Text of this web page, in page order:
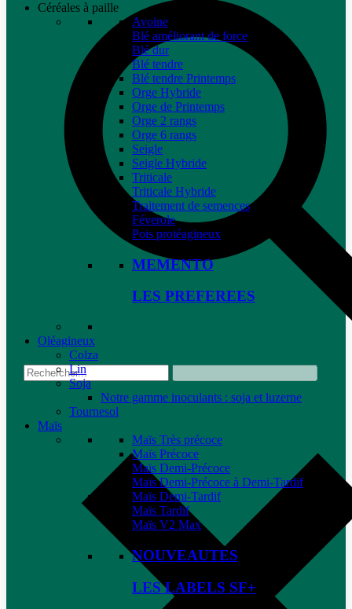
Céréales à paille
Avoine
Blé améliorant de force
Blé dur
Blé tendre
Blé tendre Printemps
Orge Hybride
Orge de Printemps
Orge 2 rangs
Orge 6 rangs
Seigle
Seigle Hybride
Triticale
Triticale Hybride
Traitement de semences
Féverole
Pois protéagineux
MEMENTO
LES PREFEREES
Oléagineux
Colza
Lin
Soja
Notre gamme inoculants : soja et luzerne
Tournesol
Maïs
Maïs Très précoce
Maïs Précoce
Maïs Demi-Précoce
Maïs Demi-Précoce à Demi-Tardif
Maïs Demi-Tardif
Maïs Tardif
Maïs V2 Max
NOUVEAUTES
LES LABELS SF+